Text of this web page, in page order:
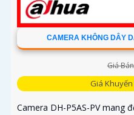
CAMERA KHÔNG DÂY
Giá
Giá Khuyến
Camera DH-P5AS-PV mang